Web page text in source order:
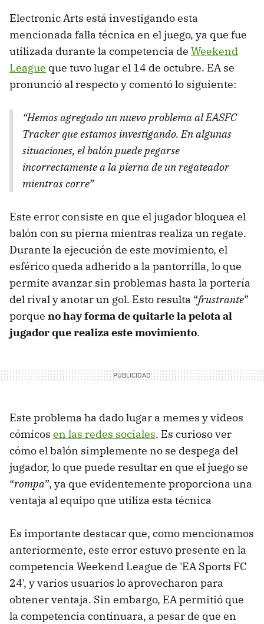
Electronic Arts está investigando esta
mencionada falla técnica en el juego, ya que fue
utilizada durante la competencia de Weekend
League que tuvo lugar el 14 de octubre. EA se
pronunció al respecto y comentó lo siguiente:
“Hemos agregado un nuevo problema al EASFC
Tracker que estamos investigando. En algunas
situaciones, el balón puede pegarse
incorrectamente a la pierna de un regateador
mientras corre”
Este error consiste en que el jugador bloquea el
balón con su pierna mientras realiza un regate.
Durante la ejecución de este movimiento, el
esférico queda adherido a la pantorrilla, lo que
permite avanzar sin problemas hasta la portería
del rival y anotar un gol. Esto resulta “frustrante”
porque no hay forma de quitarle la pelota al
jugador que realiza este movimiento.
Este problema ha dado lugar a memes y videos
cómicos en las redes sociales. Es curioso ver
cómo el balón simplemente no se despega del
jugador, lo que puede resultar en que el juego se
“rompa”, ya que evidentemente proporciona una
ventaja al equipo que utiliza esta técnica
Es importante destacar que, como mencionamos
anteriormente, este error estuvo presente en la
competencia Weekend League de 'EA Sports FC
24', y varios usuarios lo aprovecharon para
obtener ventaja. Sin embargo, EA permitió que
la competencia continuara, a pesar de que en